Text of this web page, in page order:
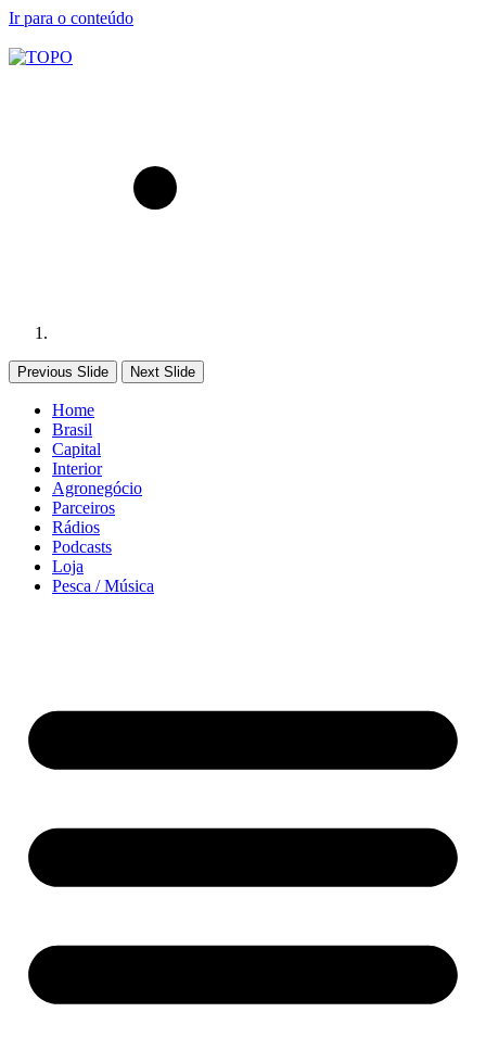
Ir para o conteúdo
Previous Slide Next Slide
Home
Brasil
Capital
Interior
Agronegócio
Parceiros
Rádios
Podcasts
Loja
Pesca / Música